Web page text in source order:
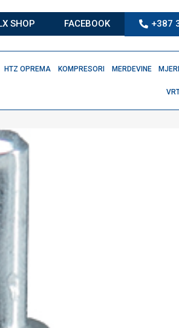
SHOP FACEBOOK +387
HTZ OPREMA KOMPRESORI MERDEVINE